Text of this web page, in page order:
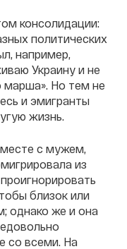
консолидации:
политических
например,
Украину и не
марша». Но тем не
и эмигранты
жизнь.
с мужем,
из
близок или
однако же и она
со всеми. На